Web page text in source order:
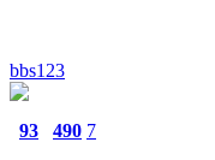
bbs123
93 490 7